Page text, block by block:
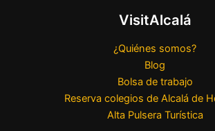
VisitAlcalá
¿Quiénes somos?
Blog
Bolsa de trabajo
Reserva colegios de Alcalá de
Alta Pulsera Turística